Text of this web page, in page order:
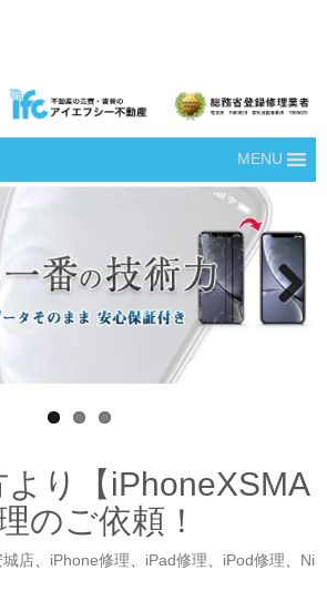
MENU
Next
り【iPhoneXSMA
のご依頼！
城店 iPhone修理 iPad修理 iPod修理
Ni